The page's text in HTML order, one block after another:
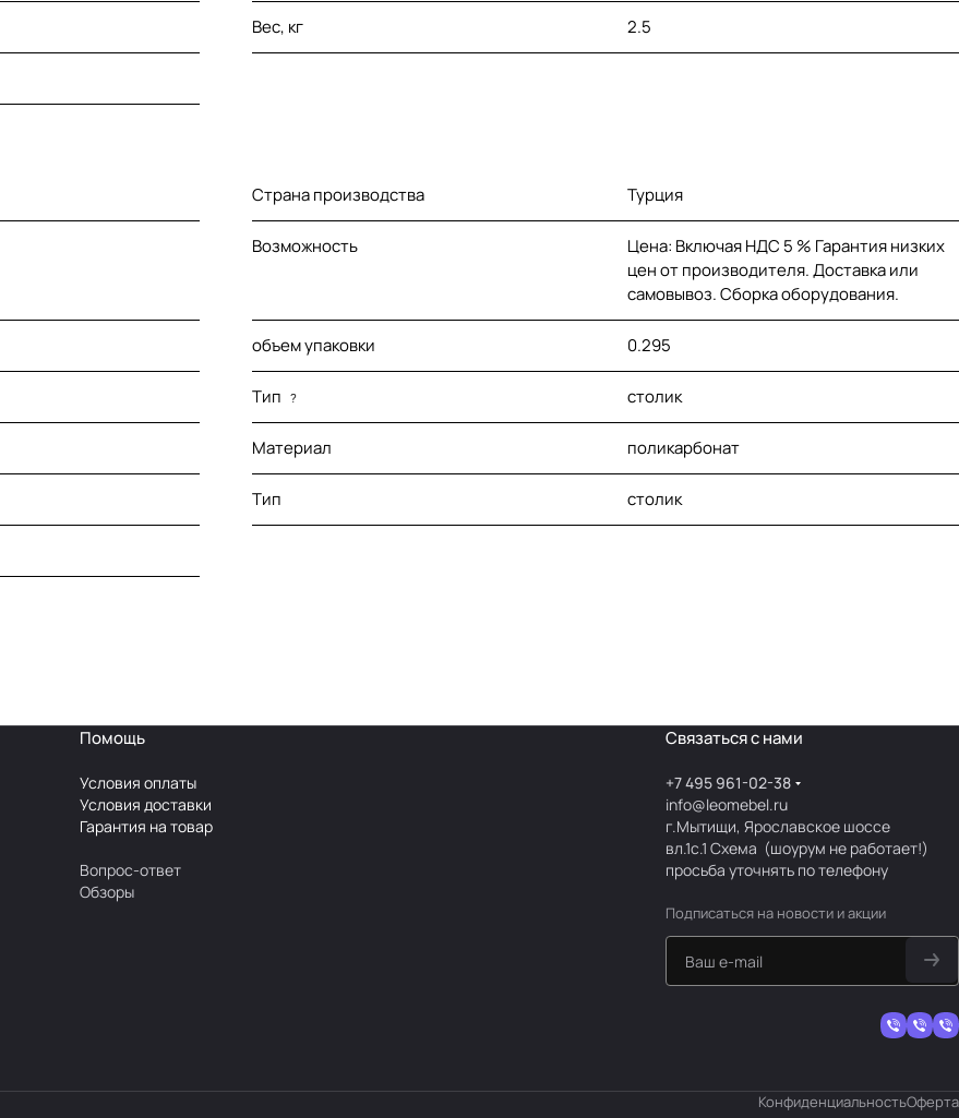
Вес, кг 2.5
Страна производства Турция
Возможность
Цена: Включая НДС 5 % Гарантия низких
цен от производителя. Доставка или
самовывоз. Сборка оборудования.
объем упаковки 0.295
Тип ? столик
Материал поликарбонат
Тип столик
Помощь
Условия оплаты
Условия доставки
Гарантия на товар
Вопрос-ответ
Обзоры
Связаться с нами
+7 495 961-02-38
info@leomebel.ru
г.Мытищи, Ярославское шоссе
вл.1с.1Схема (шоурум не работает!)
просьба уточнять по телефону
Подписаться на новости и акции
КонфиденциальностьОферта